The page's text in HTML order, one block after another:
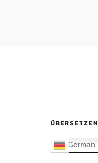
German